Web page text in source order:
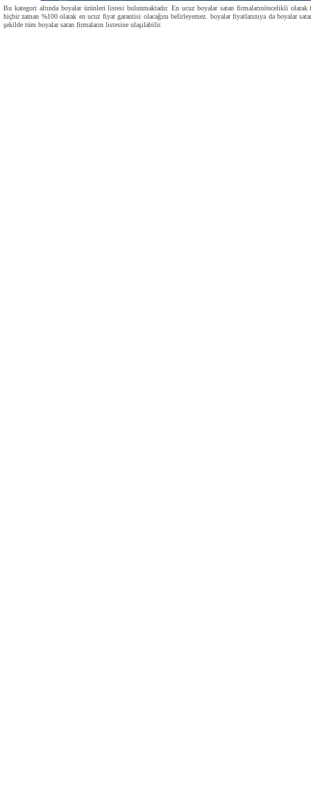
Bu kategori altında boyalar ürünleri listesi bulunmaktadır. En ucuz boyalar satan firmalarınöncelikli
hiçbir zaman %100 olarak en ucuz fiyat garantisi olacağını belirleyemez. boyalar fiyatlarınıya da boyalar
şekilde tüm boyalar satan firmaların listesine ulaşılabilir.